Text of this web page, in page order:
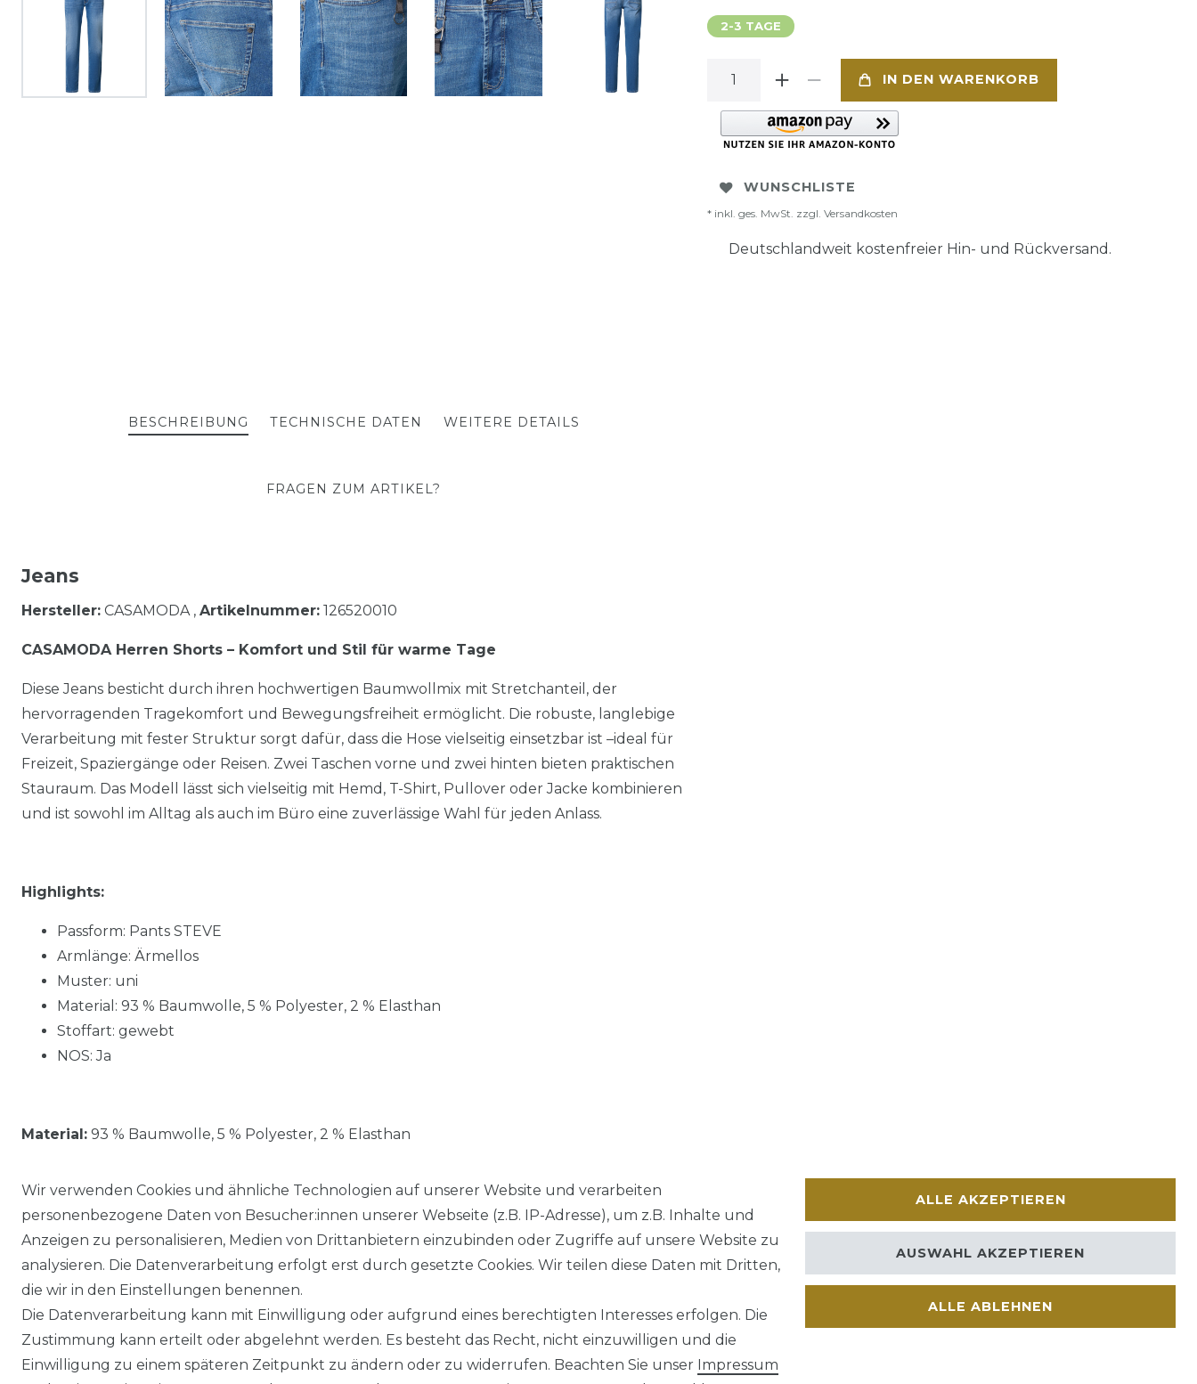
2-3 TAGE
IN DEN WARENKORB
WUNSCHLISTE
* inkl. ges. MwSt. zzgl. Versandkosten
Deutschlandweit kostenfreier Hin- und Rückversand.
BESCHREIBUNG TECHNISCHE DATEN WEITERE DETAILS
FRAGEN ZUM ARTIKEL?
Jeans
Hersteller: CASAMODA , Artikelnummer: 126520010
CASAMODA Herren Shorts – Komfort und Stil für warme Tage
Diese Jeans besticht durch ihren hochwertigen Baumwollmix mit Stretchanteil, der
hervorragenden Tragekomfort und Bewegungsfreiheit ermöglicht. Die robuste, langlebige
Verarbeitung mit fester Struktur sorgt dafür, dass die Hose vielseitig einsetzbar ist –ideal für
Freizeit, Spaziergänge oder Reisen. Zwei Taschen vorne und zwei hinten bieten praktischen
Stauraum. Das Modell lässt sich vielseitig mit Hemd, T-Shirt, Pullover oder Jacke kombinieren
und ist sowohl im Alltag als auch im Büro eine zuverlässige Wahl für jeden Anlass.
Highlights:
Passform: Pants STEVE
Armlänge: Ärmellos
Muster: uni
Material: 93 % Baumwolle, 5 % Polyester, 2 % Elasthan
Stoffart: gewebt
NOS: Ja
Material: 93 % Baumwolle, 5 % Polyester, 2 % Elasthan
Impressum Daten­schutz­erklärung AGB Barrierefreiheitserklärung Widerrufs­recht
Wir verwenden Cookies und ähnliche Technologien auf unserer Website und verarbeiten
personenbezogene Daten von Besucher:innen unserer Webseite (z.B. IP-Adresse), um z.B. Inhalte und
Anzeigen zu personalisieren, Medien von Drittanbietern einzubinden oder Zugriffe auf unsere Website zu
analysieren. Die Datenverarbeitung erfolgt erst durch gesetzte Cookies. Wir teilen diese Daten mit Dritten,
die wir in den Einstellungen benennen.
Die Datenverarbeitung kann mit Einwilligung oder aufgrund eines berechtigten Interesses erfolgen. Die
Zustimmung kann erteilt oder abgelehnt werden. Es besteht das Recht, nicht einzuwilligen und die
Einwilligung zu einem späteren Zeitpunkt zu ändern oder zu widerrufen. Beachten Sie unser Impressum
ALLE AKZEPTIEREN
ALLE ABLEHNEN
AUSWAHL AKZEPTIEREN